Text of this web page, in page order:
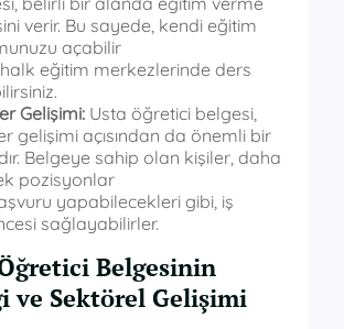
verir. Bu sayede, kendi eğitim
açabilir
eğitim merkezlerinde ders
Gelişimi: Usta öğretici belgesi,
gelişimi açısından da önemli bir
Belgeye sahip olan kişiler, daha
pozisyonlar
yapabilecekleri gibi, iş
sağlayabilirler.
Belgesinin
ve Sektörel Gelişimi